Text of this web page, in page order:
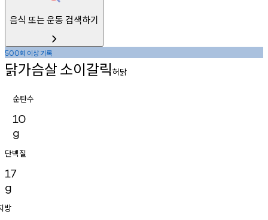
음식 또는 운동 검색하기
500회 이상기록
닭가슴살소이갈릭허닭
순탄수
10
g
단백질
17
g
방